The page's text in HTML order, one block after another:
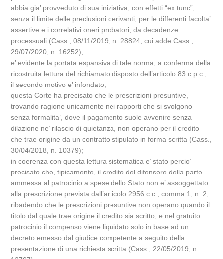
abbia gia’ provveduto di sua iniziativa, con effetti “ex tunc”,
senza il limite delle preclusioni derivanti, per le differenti facolta’
assertive e i correlativi oneri probatori, da decadenze
processuali (Cass., 08/11/2019, n. 28824, cui adde Cass.,
29/07/2020, n. 16252);
e’ evidente la portata espansiva di tale norma, a conferma della
ricostruita lettura del richiamato disposto dell’articolo 83 c.p.c.;
il secondo motivo e’ infondato;
questa Corte ha precisato che le prescrizioni presuntive,
trovando ragione unicamente nei rapporti che si svolgono
senza formalita’, dove il pagamento suole avvenire senza
dilazione ne’ rilascio di quietanza, non operano per il credito
che trae origine da un contratto stipulato in forma scritta (Cass.,
30/04/2018, n. 10379);
in coerenza con questa lettura sistematica e’ stato percio’
precisato che, tipicamente, il credito del difensore della parte
ammessa al patrocinio a spese dello Stato non e’ assoggettato
alla prescrizione prevista dall’articolo 2956 c.c., comma 1, n. 2,
ribadendo che le prescrizioni presuntive non operano quando il
titolo dal quale trae origine il credito sia scritto, e nel gratuito
patrocinio il compenso viene liquidato solo in base ad un
decreto emesso dal giudice competente a seguito della
presentazione di una richiesta scritta (Cass., 22/05/2019, n.